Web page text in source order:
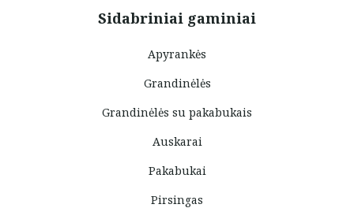
Sidabriniai gaminiai
Apyrankės
Grandinėlės
Grandinėlės su pakabukais
Auskarai
Pakabukai
Pirsingas